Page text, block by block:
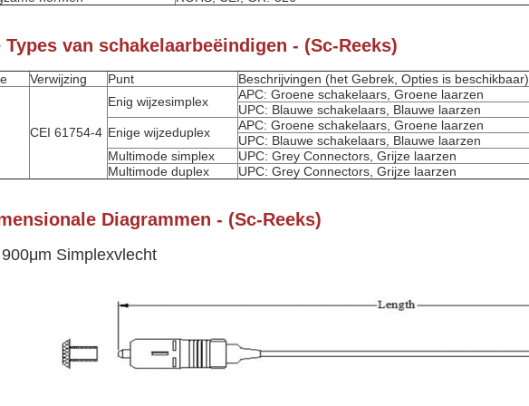
Types van schakelaarbeëindigen - (Sc-Reeks)
Verwijzing Punt Beschrijvingen (het Gebrek, Opties is beschikbaar)
CEI 61754-4
Enig wijzesimplex
APC: Groene schakelaars, Groene laarzen
UPC: Blauwe schakelaars, Blauwe laarzen
Enige wijzeduplex
APC: Groene schakelaars, Groene laarzen
UPC: Blauwe schakelaars, Blauwe laarzen
Multimode simplex
UPC: Grey Connectors, Grijze laarzen
Multimode duplex
UPC: Grey Connectors, Grijze laarzen
Diagrammen - (Sc-Reeks)
Simplexvlecht